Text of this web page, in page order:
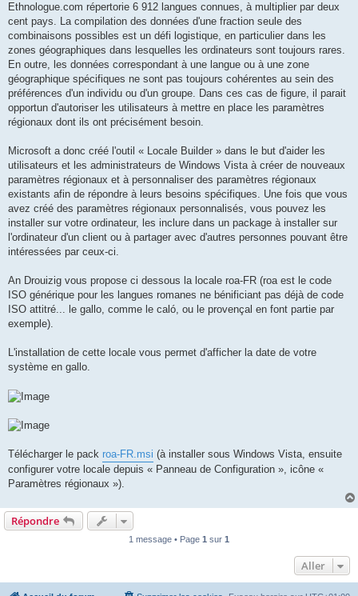
Ethnologue.com répertorie 6 912 langues connues, à multiplier par deux
cent pays. La compilation des données d'une fraction seule des
combinaisons possibles est un défi logistique, en particulier dans les
zones géographiques dans lesquelles les ordinateurs sont toujours rares.
En outre, les données correspondant à une langue ou à une zone
géographique spécifiques ne sont pas toujours cohérentes au sein des
préférences d'un individu ou d'un groupe. Dans ces cas de figure, il parait
opportun d'autoriser les utilisateurs à mettre en place les paramètres
régionaux dont ils ont précisément besoin.
Microsoft a donc créé l'outil « Locale Builder » dans le but d'aider les
utilisateurs et les administrateurs de Windows Vista à créer de nouveaux
paramètres régionaux et à personnaliser des paramètres régionaux
existants afin de répondre à leurs besoins spécifiques. Une fois que vous
avez créé des paramètres régionaux personnalisés, vous pouvez les
installer sur votre ordinateur, les inclure dans un package à installer sur
l'ordinateur d'un client ou à partager avec d'autres personnes pouvant être
intéressées par ceux-ci.
An Drouizig vous propose ci dessous la locale roa-FR (roa est le code
ISO générique pour les langues romanes ne bénificiant pas déjà de code
ISO attitré... le gallo, comme le caló, ou le provençal en font partie par
exemple).
L'installation de cette locale vous permet d'afficher la date de votre
système en gallo.
Télécharger le pack roa-FR.msi (à installer sous Windows Vista, ensuite
configurer votre locale depuis « Panneau de Configuration », icône «
Paramètres régionaux »).
Répondre
1 message • Page 1 sur 1
Aller